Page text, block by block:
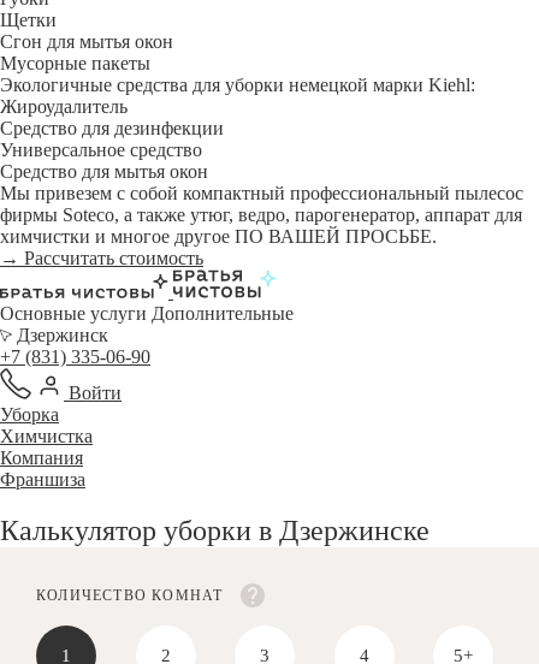
Щетки
Сгон для мытья окон
Мусорные пакеты
Экологичные средства для уборки немецкой марки Kiehl:
Жироудалитель
Средство для дезинфекции
Универсальное средство
Средство для мытья окон
Мы привезем с собой компактный профессиональный пылесос
фирмы Soteco, а также утюг, ведро, парогенератор, аппарат для
химчистки и многое другое ПО ВАШЕЙ ПРОСЬБЕ.
→ Рассчитать стоимость
Основные услуги Дополнительные
Дзержинск
+7 (831) 335-06-90
Войти
Уборка
Химчистка
Компания
Франшиза
Калькулятор уборки в Дзержинске
КОЛИЧЕСТВО КОМНАТ
1 2 3 4 5+